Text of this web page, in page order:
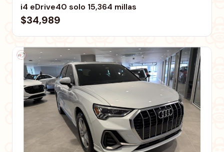
i4 eDrive40 solo 15,364 millas
$34,989